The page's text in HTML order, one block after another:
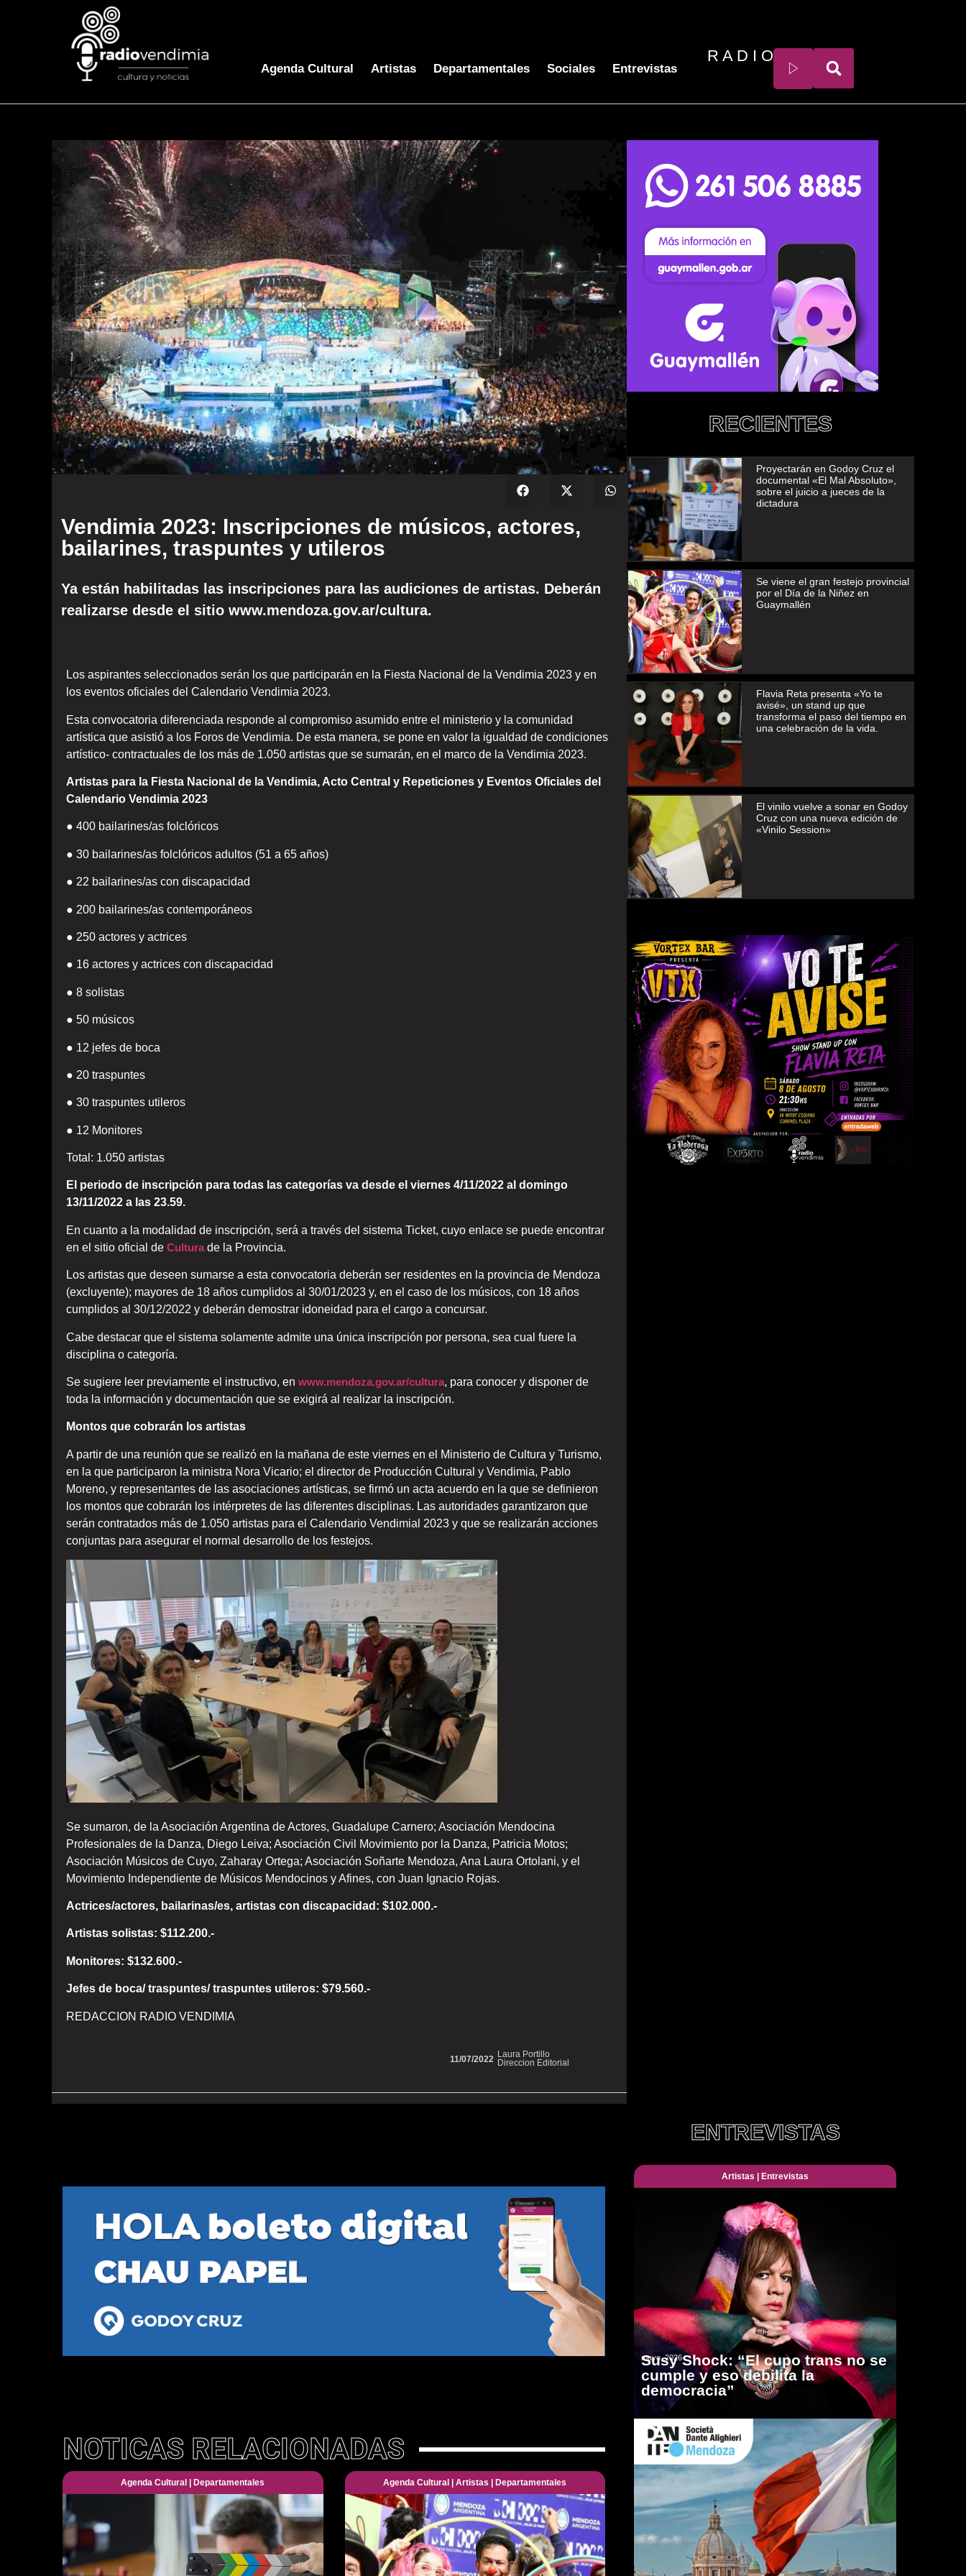
Agenda Cultural Artistas Departamentales Sociales Entrevistas
R A D I O
Vendimia 2023: Inscripciones de músicos, actores,
bailarines, traspuntes y utileros
Ya están habilitadas las inscripciones para las audiciones de artistas. Deberán
realizarse desde el sitio www.mendoza.gov.ar/cultura.
Los aspirantes seleccionados serán los que participarán en la Fiesta Nacional de la Vendimia 2023 y en
los eventos oficiales del Calendario Vendimia 2023.
Esta convocatoria diferenciada responde al compromiso asumido entre el ministerio y la comunidad
artística que asistió a los Foros de Vendimia. De esta manera, se pone en valor la igualdad de condiciones
artístico- contractuales de los más de 1.050 artistas que se sumarán, en el marco de la Vendimia 2023.
Artistas para la Fiesta Nacional de la Vendimia, Acto Central y Repeticiones y Eventos Oficiales del
Calendario Vendimia 2023
● 400 bailarines/as folclóricos
● 30 bailarines/as folclóricos adultos (51 a 65 años)
● 22 bailarines/as con discapacidad
● 200 bailarines/as contemporáneos
● 250 actores y actrices
● 16 actores y actrices con discapacidad
● 8 solistas
● 50 músicos
● 12 jefes de boca
● 20 traspuntes
● 30 traspuntes utileros
● 12 Monitores
Total: 1.050 artistas
El periodo de inscripción para todas las categorías va desde el viernes 4/11/2022 al domingo
13/11/2022 a las 23.59.
En cuanto a la modalidad de inscripción, será a través del sistema Ticket, cuyo enlace se puede encontrar
en el sitio oficial de Culturade la Provincia.
Los artistas que deseen sumarse a esta convocatoria deberán ser residentes en la provincia de Mendoza
(excluyente); mayores de 18 años cumplidos al 30/01/2023 y, en el caso de los músicos, con 18 años
cumplidos al 30/12/2022 y deberán demostrar idoneidad para el cargo a concursar.
Cabe destacar que el sistema solamente admite una única inscripción por persona, sea cual fuere la
disciplina o categoría.
Se sugiere leer previamente el instructivo, en www.mendoza.gov.ar/cultura, para conocer y disponer de
toda la información y documentación que se exigirá al realizar la inscripción.
Montos que cobrarán los artistas
A partir de una reunión que se realizó en la mañana de este viernes en el Ministerio de Cultura y Turismo,
en la que participaron la ministra Nora Vicario; el director de Producción Cultural y Vendimia, Pablo
Moreno, y representantes de las asociaciones artísticas, se firmó un acta acuerdo en la que se definieron
los montos que cobrarán los intérpretes de las diferentes disciplinas. Las autoridades garantizaron que
serán contratados más de 1.050 artistas para el Calendario Vendimial 2023 y que se realizarán acciones
conjuntas para asegurar el normal desarrollo de los festejos.
Se sumaron, de la Asociación Argentina de Actores, Guadalupe Carnero; Asociación Mendocina
Profesionales de la Danza, Diego Leiva; Asociación Civil Movimiento por la Danza, Patricia Motos;
Asociación Músicos de Cuyo, Zaharay Ortega; Asociación Soñarte Mendoza, Ana Laura Ortolani, y el
Movimiento Independiente de Músicos Mendocinos y Afines, con Juan Ignacio Rojas.
Actrices/actores, bailarinas/es, artistas con discapacidad: $102.000.-
Artistas solistas: $112.200.-
Monitores: $132.600.-
Jefes de boca/ traspuntes/ traspuntes utileros: $79.560.-
REDACCION RADIO VENDIMIA
Laura Portillo
Direccion Editorial
11/07/2022
RECIENTES
Proyectarán en Godoy Cruz el
documental «El Mal Absoluto»,
sobre el juicio a jueces de la
dictadura
Se viene el gran festejo provincial
por el Día de la Niñez en
Guaymallén
Flavia Reta presenta «Yo te
avisé», un stand up que
transforma el paso del tiempo en
una celebración de la vida.
El vinilo vuelve a sonar en Godoy
Cruz con una nueva edición de
«Vinilo Session»
NOTICAS RELACIONADAS
Agenda Cultural |Departamentales Agenda Cultural |Artistas |Departamentales
ENTREVISTAS
Artistas Entrevistas
mayo, 2026
Susy Shock: “El cupo trans no se
cumple y eso debilita la
democracia”